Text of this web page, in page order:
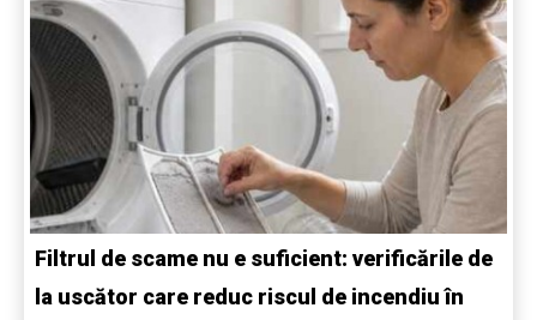
Filtrul de scame nu e suficient: verificările de
la uscător care reduc riscul de incendiu în